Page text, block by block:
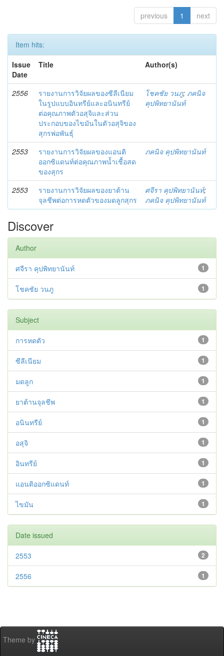
previous 1 next
Item hits:
Issue
Date
Title Author(s)
2556
รายงานการวิจัยผลของซีลีเนียม
ในรูปแบบอินทรีย์และอนินทรีย์
ต่อคุณภาพตัวอสุจิและส่วน
ประกอบของไขมันในตัวอสุจิของ
สุกรพ่อพันธุ์
โชคชัย วนภู; ภคนิจ
คุปพิทยานันท์
2553
รายงานการวิจัยผลของแอนติ
ออกซิแดนท์ต่อคุณภาพน้ำเชื้อสด
ของสุกร
ภคนิจ คุปพิทยานันท์
2553
รายงานการวิจัยผลของยาต้าน
จุลชีพต่อการหดตัวของมดลูกสุกร
ศจีรา คุปพิทยานันท์;
ภคนิจ คุปพิทยานันท์
Discover
Author
1
ศจีรา คุปพิทยานันท์
1
โชคชัย วนภู
Subject
1
การหดตัว
1
ซีลีเนียม
1
มดลูก
1
ยาต้านจุลชีพ
1
อนินทรีย์
1
อสุจิ
1
อินทรีย์
1
แอนติออกซิแดนท์
1
ไขมัน
Date issued
2
2553
1
2556
Theme by